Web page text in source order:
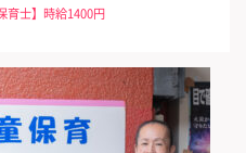
育士】時給1400円